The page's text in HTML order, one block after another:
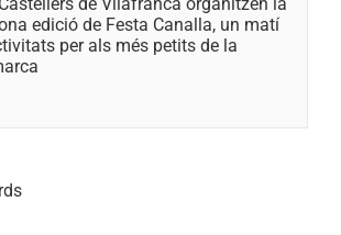
edició de Festa Canalla, un matí
per als més petits de la